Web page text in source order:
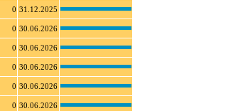
0 31.12.2025
0 30.06.2026
0 30.06.2026
0 30.06.2026
0 30.06.2026
0 30.06.2026